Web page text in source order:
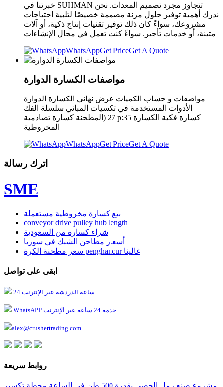
خبرتنا في SUHMAN تتجاوز مجرد تصميم المعدات. نحن
ندرك أهمية توفير حلول مرنة مصممة خصيصًا لتلبية احتياجات
مشروعك، سواءً كان ذلك توفير تقنيات إنتاج ذكية، أو آلات
متينة، أو خدمات تأجير. سواءً كنت تعمل في مجال الإنشاءات
WhatsAppGet PriceGet A Quote
مواصفات الكسارة الدوارة
مواصفات و حساب الكميات عرض نهائي ‫الكسارة الدوارة‬
‫الأدوات المستخدمة في تكسيات المباني‬ ‫سلسلة الفك
(المطحنة‬ ‫كسارة تصادمية‬ ‫‪27‬‬ p:35 ‫كسارة فكية‬ ‫الكسارة
المخروطية
WhatsAppGet PriceGet A Quote
اترك رسالة
SME
بيع كسارة مخروطية مستعملة
conveyor drive pulley hub length
شراء كسارة من السعودية
أسعار مطاحن الشبك في سوريا
سعر مطحنة الكرة penghancur غالينا
ابقى على تواصل
24 ساعة الدردشة عبر الإنترنت
WhatsAPP خدمة 24 ساعة عبر الإنترنت
alex@crushertrading.com
روابط سريعة
مشروع صنع رمل الحصى بقدرة 500 طن في الساعة محطة تكسير